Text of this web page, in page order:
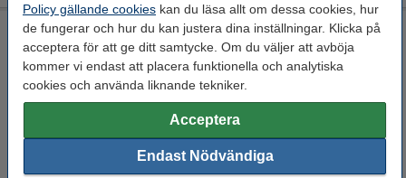
Policy gällande cookies kan du läsa allt om dessa cookies, hur
de fungerar och hur du kan justera dina inställningar. Klicka på
acceptera för att ge ditt samtycke. Om du väljer att avböja
kommer vi endast att placera funktionella och analytiska
cookies och använda liknande tekniker.
Acceptera
Endast Nödvändiga
Lamineringsfilm 305mm x 75m matt | GBC eZLoad | 2x125
mikron
lamineringsfilm 305 mm x 75 m GBC matt
Se specifikationerna och beskrivningen
EU-lager
1 675 kr